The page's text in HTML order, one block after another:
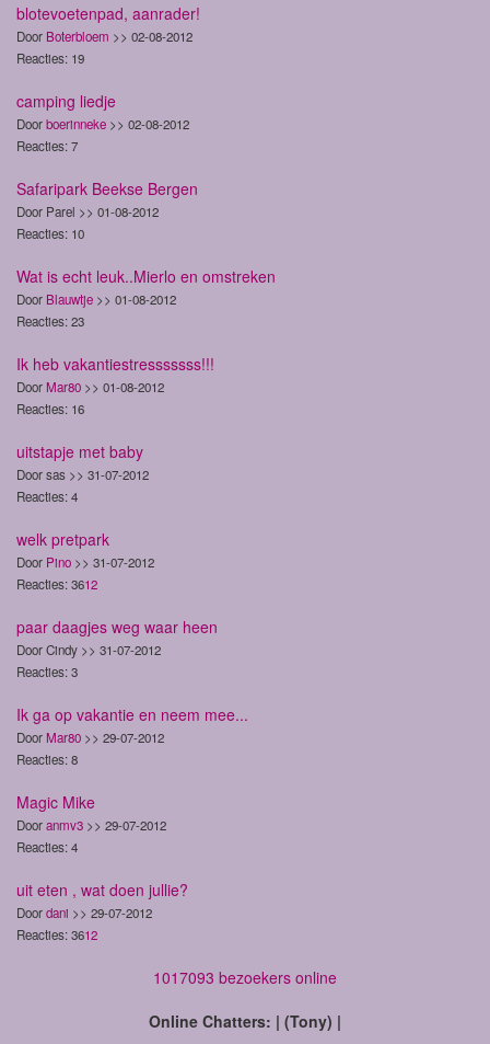
blotevoetenpad, aanrader!
Door Boterbloem >> 02-08-2012
Reacties: 19
camping liedje
Doorboerinneke >> 02-08-2012
Reacties: 7
Safaripark Beekse Bergen
Door Parel >> 01-08-2012
Reacties: 10
Wat is echt leuk..Mierlo en omstreken
Door Blauwtje >> 01-08-2012
Reacties: 23
Ik heb vakantiestresssssss!!!
DoorMar80 >> 01-08-2012
Reacties: 16
uitstapje met baby
Door sas >> 31-07-2012
Reacties: 4
welk pretpark
Door Pino >> 31-07-2012
Reacties: 3612
paar daagjes weg waar heen
Door Cindy >> 31-07-2012
Reacties: 3
Ik ga op vakantie en neem mee...
DoorMar80 >> 29-07-2012
Reacties: 8
Magic Mike
Dooranmv3 >> 29-07-2012
Reacties: 4
uit eten , wat doen jullie?
Doordani >> 29-07-2012
Reacties: 3612
1017093 bezoekers online
Online Chatters: | (Tony) |